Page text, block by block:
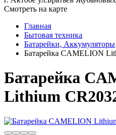
Смотреть на карте
Главная
Бытовая техника
Батарейки, Аккумуляторы
Батарейка CAMELION
Батарейка
Lithium